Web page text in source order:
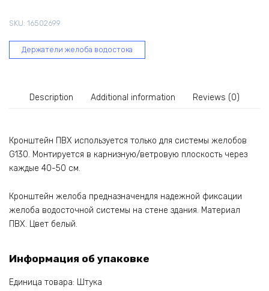
SKU: 16502699
Держатели желоба водостока
Description Additional information Reviews (0)
Кронштейн ПВХ используется только для системы желобов
G130. Монтируется в карнизную/ветровую плоскость через
каждые 40-50 см.
Кронштейн желоба предназначендля надежной фиксации
желоба водосточной системы на стене здания. Материал
ПВХ. Цвет белый.
Информация об упаковке
Единица товара: Штука